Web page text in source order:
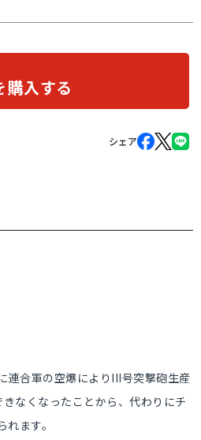
購入する
シェア
連合軍の空爆によりIII号突撃砲生産
なくなったことから、代わりにチ
ます。